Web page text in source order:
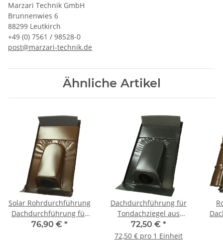
Marzari Technik GmbH
Brunnenwies 6
88299 Leutkirch
+49 (0) 7561 / 98528-0
post@marzari-technik.de
Ähnliche Artikel
Solar Rohrdurchführung
Dachdurchführung für
Tondachziegel Braun
76,90 € *
Dachdurchführung für
Tondachziegel aus
Metall anthrazit 460 x
270 mm
72,50 € *
72,50 € pro 1 Einheit